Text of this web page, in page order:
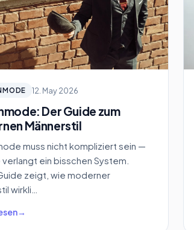
12. May 2026
Der Guide zum
Männerstil
muss nicht kompliziert sein —
verlangt ein bisschen System.
zeigt, wie moderner
wirkli…
→